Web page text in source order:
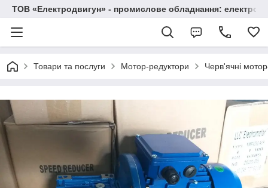
ТОВ «Електродвигун» - промислове обладнання:
Товари та послуги Мотор-редуктори Черв'ячні